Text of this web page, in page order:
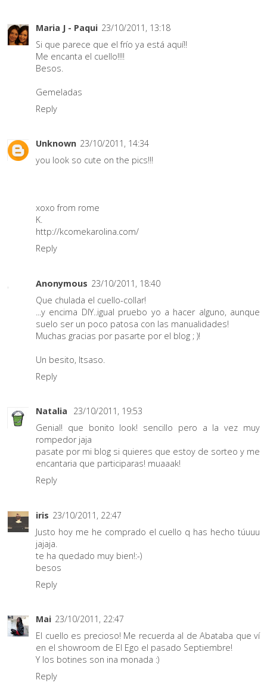
Maria J - Paqui 23/10/2011, 13:18
Si que parece que el frío ya está aquí!!
Me encanta el cuello!!!!
Besos.
Gemeladas
Reply
Unknown 23/10/2011, 14:34
you look so cute on the pics!!!
xoxo from rome
K.
http://kcomekarolina.com/
Reply
Anonymous 23/10/2011, 18:40
Que chulada el cuello-collar!
...y encima DIY..igual pruebo yo a hacer alguno, aunque
suelo ser un poco patosa con las manualidades!
Muchas gracias por pasarte por el blog ; )!
Un besito, Itsaso.
Reply
Natalia
23/10/2011, 19:53
Genial! que bonito look! sencillo pero a la vez muy
rompedor jaja
pasate por mi blog si quieres que estoy de sorteo y me
encantaria que participaras! muaaak!
Reply
iris 23/10/2011, 22:47
Justo hoy me he comprado el cuello q has hecho túuuu
jajaja.
te ha quedado muy bien!:-)
besos
Reply
Mai 23/10/2011, 22:47
El cuello es precioso! Me recuerda al de Abataba que ví
en el showroom de El Ego el pasado Septiembre!
Y los botines son ina monada :)
Reply